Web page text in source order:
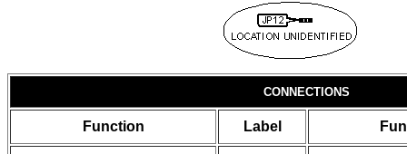
CONNECTIONS
Function Label